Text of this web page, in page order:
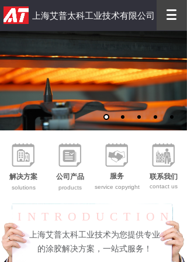
上海艾普太科工业技术有限公司
公司产品
products
解决方案
solutions
服务
service copyright
联系我们
contact us
INTRODUCTION
上海艾普太科工业技术为您提供专业
的涂胶解决方案，一站式服务！